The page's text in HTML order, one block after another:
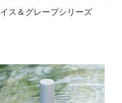
ス＆グレープシリーズ